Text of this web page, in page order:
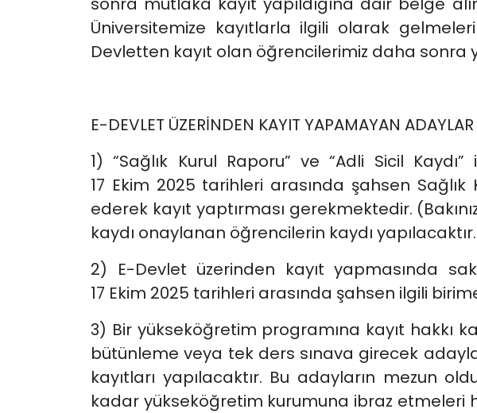
Üniversitemize kayıtlarla ilgili olarak
Devletten kayıt olan öğrencilerimiz daha
E-DEVLET ÜZERİNDEN KAYIT YAPAMAYAN
1) “Sağlık Kurul Raporu” ve “Adli Sicil
17 Ekim 2025 tarihleri arasında şahsen
ederek kayıt yaptırması gerekmektedir.
kaydı onaylanan öğrencilerin kaydı yapılacaktır.
2) E-Devlet üzerinden kayıt yapmasında
17 Ekim 2025 tarihleri arasında şahsen ilgili
3) Bir yükseköğretim programına kayıt
bütünleme veya tek ders sınava girecek
kayıtları yapılacaktır. Bu adayların mezun
kadar yükseköğretim kurumuna ibraz etmeleri